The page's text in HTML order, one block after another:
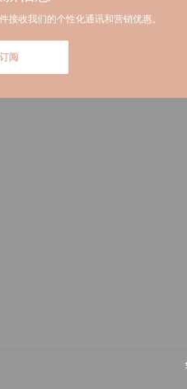
收我们的个性化通讯和营销优惠。
订阅
开))
中打开))
在新窗口中打开))